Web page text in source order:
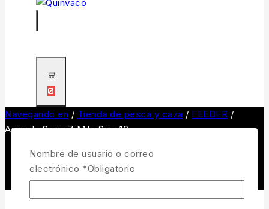
0
Navegando en / Tienda de pesca y caza / FEEDER /
Anzuelo Serie Z Milo Size 16
Nombre de usuario o correo
electrónico *Obligatorio